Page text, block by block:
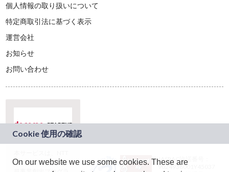
個人情報の取り扱いについて
特定商取引法に基づく表示
運営会社
お知らせ
お問い合わせ
ドコモグループの新
JASRAC許諾番号：
9024936001Y45037
On our website we use some cookies. These are